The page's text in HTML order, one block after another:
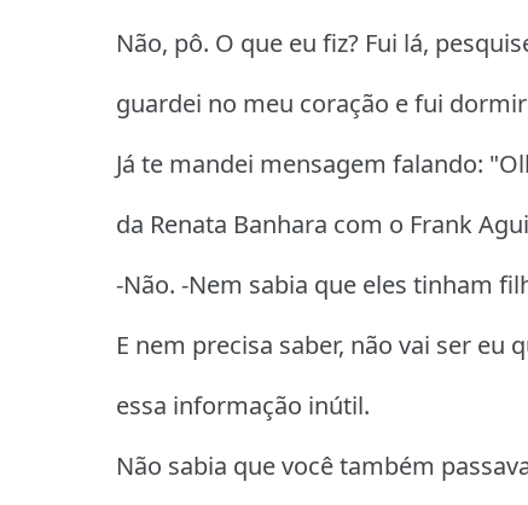
Não, pô. O que eu fiz? Fui lá,
guardei no meu coração e fui
Já te mandei mensagem falando:
da Renata Banhara com o Frank
-Não. -Nem sabia que eles tinham
E nem precisa saber, não vai ser eu
essa informação inútil.
Não sabia que você também